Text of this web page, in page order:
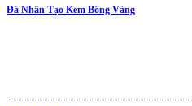
Đá Nhân Tạo Kem Bông Vàng